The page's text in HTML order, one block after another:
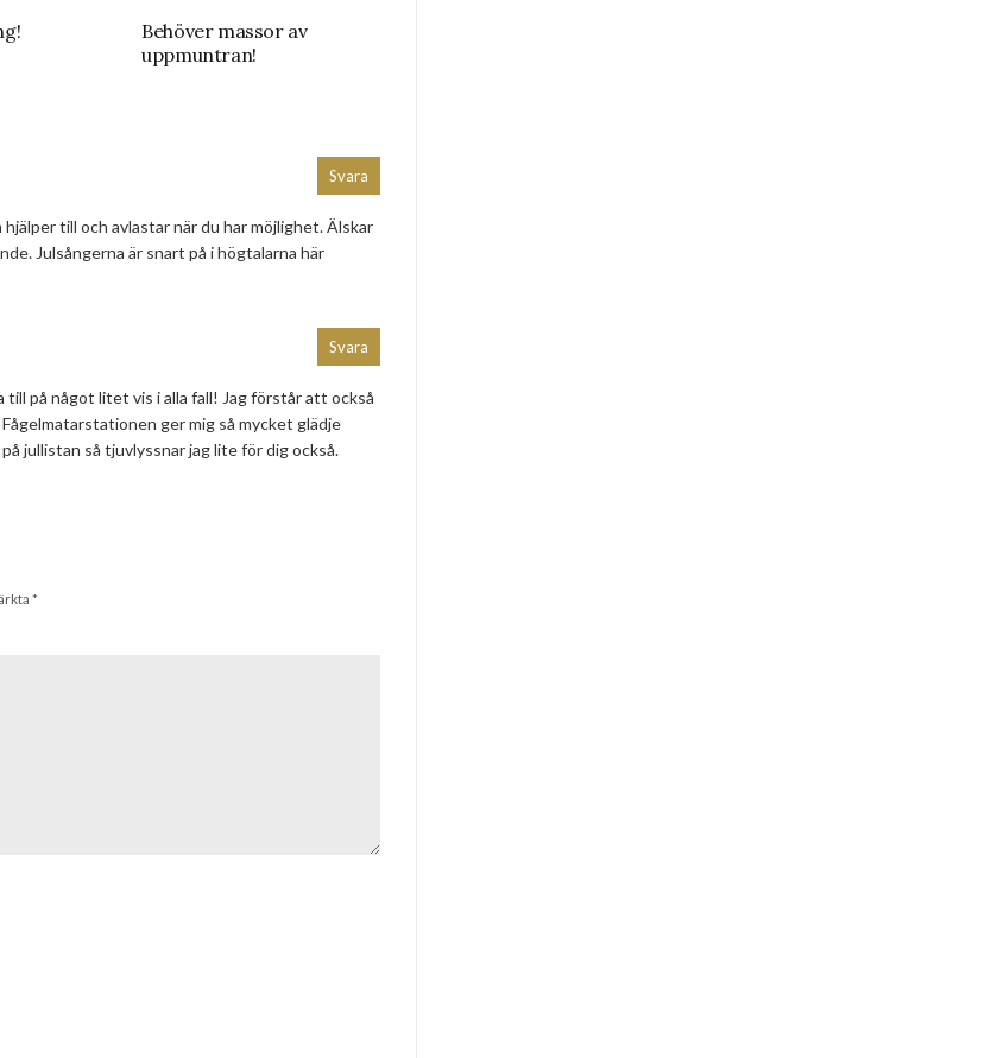
Behöver massor av
uppmuntran!
till och avlastar när du har möjlighet. Älskar
Julsångerna är snart på i högtalarna här
Svara
till på något litet vis i alla fall! Jag förstår att också
ger mig så mycket glädje
jullistan så tjuvlyssnar jag lite för dig också.
Svara
*